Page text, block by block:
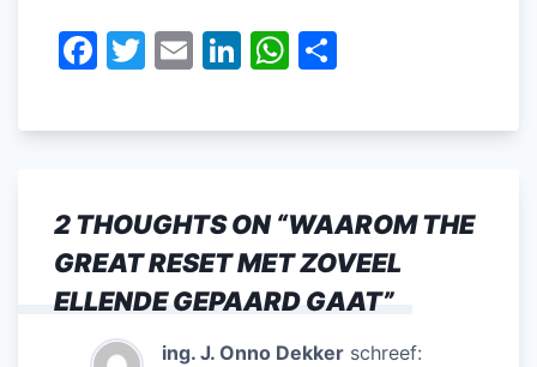
F
c
b
o
o
k
T
itt
E
ai
Li
k
dI
n
W
at
A
p
p
e
2 THOUGHTS ON “WAAROM THE
GREAT RESET MET ZOVEEL
ELLENDE GEPAARD GAAT”
ing. J. Onno Dekker schreef: